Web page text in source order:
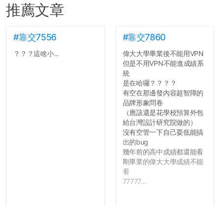
推薦文章
#靠交7556
？？？這啥小...
#靠交7860
偉大大學畢業後不能用VPN
但是不用VPN不能進成績系
統
是在哈囉？？？？
有空在那邊發內容超智障的
品牌形象問卷
（應該還是花學校預算外包
給台灣設計研究院做的）
沒有空管一下自己耍低能搞
出的bug
幾年前的高中成績都還能看
剛畢業的偉大大學成績不能
看
77777...